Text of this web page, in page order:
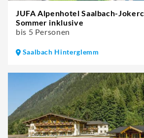
JUFA Alpenhotel Saalbach-
Sommer inklusive
bis 5 Personen
Saalbach Hinterglemm